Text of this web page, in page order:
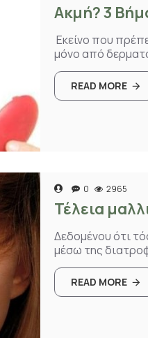
Ακμή? 3
Εκείνο που
μόνο από
READ MORE
0 2965
Τέλεια
Δεδομένου ότι
μέσω της
READ MORE